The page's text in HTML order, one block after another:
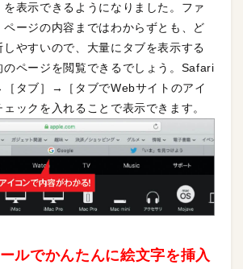
を表示できるようになりました。ファ
ページの内容まではわからずとも、ど
やすいので、大量にタブを表示する
のページを閲覧できるでしょう。Safari
タブ］→［タブでWebサイトのアイ
ックを入れることで表示できます。
ルでかんたんに絵文字を挿入